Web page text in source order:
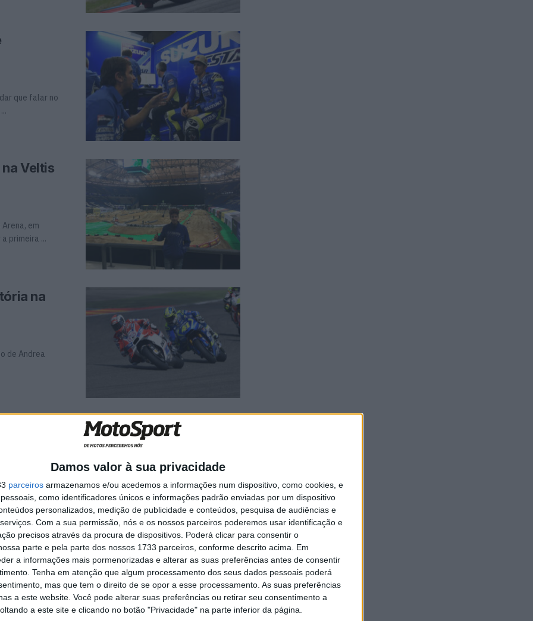
Damos valor à sua privacidade
parceiros armazenamos e/ou acedemos a informações num dispositivo, como cookies, e
como identificadores únicos e informações padrão enviadas por um dispositivo
personalizados, medição de publicidade e conteúdos, pesquisa de audiências e
Com a sua permissão, nós e os nossos parceiros poderemos usar identificação e
precisos através da procura de dispositivos. Poderá clicar para consentir o
parte e pela parte dos nossos 1733 parceiros, conforme descrito acima. Em
a informações mais pormenorizadas e alterar as suas preferências antes de consentir
Tenha em atenção que algum processamento dos seus dados pessoais poderá
mas que tem o direito de se opor a esse processamento. As suas preferências
a este website. Você pode alterar suas preferências ou retirar seu consentimento a
a este site e clicando no botão "Privacidade" na parte inferior da página.
que falar no
Veltis
em
primeira ...
na
de Andrea
Michelin
esteve
para o